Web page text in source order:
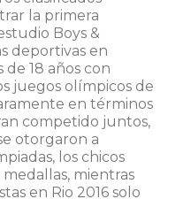
la primera
Boys &
deportivas en
18 años con
juegos olímpicos de
en términos
competido juntos,
otorgaron a
los chicos
mientras
en Rio 2016 solo